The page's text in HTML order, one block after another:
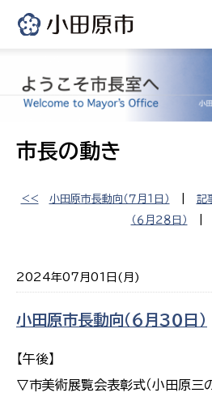
市長の動き
<< 小田原市長動向（７月１日） 記
（６月２８日）
2024年07月01日(月)
小田原市長動向（６月３０日）
【午後】
▽市美術展覧会表彰式（小田原三